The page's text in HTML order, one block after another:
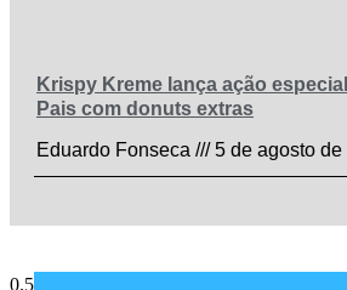
Krispy Kreme lança ação
Pais com donuts extras
Eduardo Fonseca
5 de agosto de